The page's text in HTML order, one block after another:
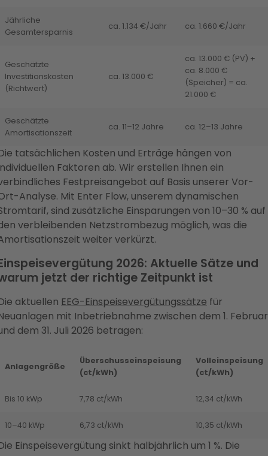
Jährliche
Gesamtersparnis
ca. 1.134 €/Jahr ca. 1.660 €/Jahr
Geschätzte
Investitionskosten
(Richtwert)
ca. 13.000 €
ca. 13.000 € (PV) +
ca. 8.000 €
(Speicher) = ca.
21.000 €
Geschätzte
Amortisationszeit
ca. 11–12 Jahre ca. 12–13 Jahre
tatsächlichen Kosten und Erträge hängen von
Faktoren ab. Wir erstellen Ihnen ein
Festpreisangebot auf Basis unserer Vor-
Analyse. Mit Enter Flow, unserem dynamischen
sind zusätzliche Einsparungen von 10–30 % auf
verbleibenden Netzstrombezug möglich, was die
weiter verkürzt.
2026: Aktuelle Sätze und
jetzt der richtige Zeitpunkt ist
aktuellen EEG-Einspeisevergütungssätze für
mit Inbetriebnahme zwischen dem 1. Februar
dem 31. Juli 2026 betragen:
Anlagengröße
Überschusseinspeisung
(ct/kWh)
Volleinspeisung
(ct/kWh)
Bis 10 kWp 7,78 ct/kWh 12,34 ct/kWh
10–40 kWp 6,73 ct/kWh 10,35 ct/kWh
Einspeisevergütung sinkt halbjährlich um 1 %. Die